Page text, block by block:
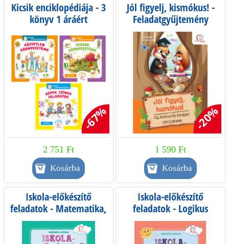
Kicsik enciklopédiája - 3
könyv 1 áráért
-67%
2 751 Ft
Jól figyelj, kismókus! -
Feladatgyűjtemény
ovisoknak
-20%
1 590 Ft
Iskola-előkészítő
feladatok - Matematika,
gondolkodás, vizuális
fantázia
Iskola-előkészítő
feladatok - Logikus
gondolkodás,
összefüggéslátás